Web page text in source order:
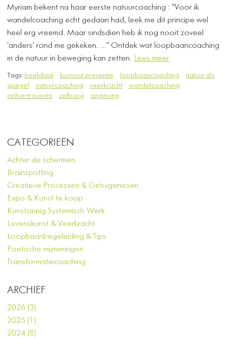
Myriam bekent na haar eerste natuurcoaching : "Voor ik
wandelcoaching echt gedaan had, leek me dit principe wel
heel erg vreemd. Maar sindsdien heb ik nog nooit zoveel
'anders' rond me gekeken. ..." Ontdek wat loopbaancoaching
in de natuur in beweging kan zetten. Lees meer
Tags: beeldtaal burnout preventie loopbaancoaching
natuur als
spiegel
natuurcoaching veerkracht
wandelcoaching
zelfvertrouwen
zelfzorg zingeving
CATEGORIEËN
Achter de schermen
Brainspotting
Creatieve Processen & Getuigenissen
Expo & Kunst te koop
Kunstzinnig Systemisch Werk
Levenskunst & Veerkracht
Loopbaanbegeleiding & Tips
Poetische mijmeringen
Transformatiecoaching
ARCHIEF
2026 (3)
2025 (1)
2024 (8)